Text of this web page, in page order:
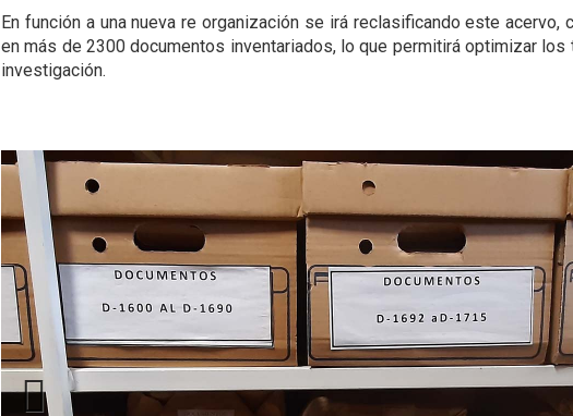
En función a una nueva re organización se irá reclasificando este acervo,
en más de 2300 documentos inventariados, lo que permitirá optimizar los
investigación.